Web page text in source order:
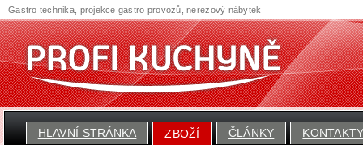
HLAVNÍ STRÁNKA ZBOŽÍ ČLÁNKY
Gastro technika, projekce gastro provozů, nerezový nábytek